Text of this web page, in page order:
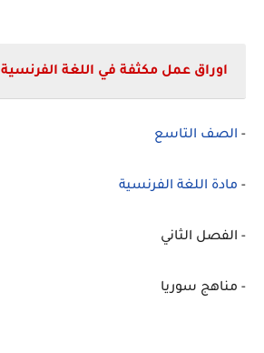
اوراق عمل مكثفة في اللغة الفرنسية
- الصف التاسع
- مادة اللغة الفرنسية
- الفصل الثاني
- مناهج سوريا